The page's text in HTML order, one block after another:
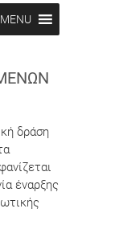
MENU
δράση
έναρξης